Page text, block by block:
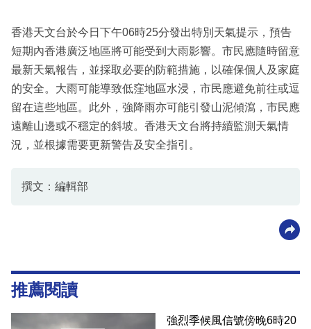
香港天文台於今日下午06時25分發出特別天氣提示，預告
短期內香港廣泛地區將可能受到大雨影響。市民應隨時留意
最新天氣報告，並採取必要的防範措施，以確保個人及家庭
的安全。大雨可能導致低窪地區水浸，市民應避免前往或逗
留在這些地區。此外，強降雨亦可能引發山泥傾瀉，市民應
遠離山邊或不穩定的斜坡。香港天文台將持續監測天氣情
況，並根據需要更新警告及安全指引。
撰文：編輯部
推薦閱讀
強烈季候風信號傍晚6時20